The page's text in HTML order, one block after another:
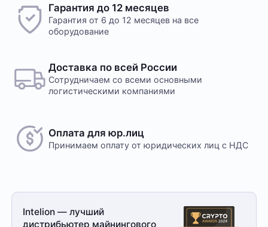
Гарантия до 12 месяцев
Гарантия от 6 до 12 месяцев на все
оборудование
Доставка по всей России
Сотрудничаем со всеми основными
логистическими компаниями
Оплата для юр.лиц
Принимаем оплату от юридических лиц с НДС
Intelion — лучший
дистрибьютер майнингового